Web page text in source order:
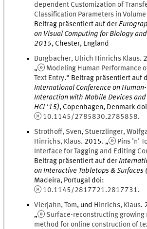
dependent Customization of
Classification Parameters in
Beitrag präsentiert auf der
on Visual Computing for Biology
2015, Chester, England
Burgbacher, Ulrich Hinrichs Klaus.
„
Modeling Human Performance
Text Entry.“ Beitrag präsentiert auf
International Conference on
Interaction with Mobile Devices
HCI '15), Copenhagen, Denmark doi
10.1145/2785830.2785858.
Strothoff, Sven, Stuerzlinger,
Hinrichs, Klaus. 2015. „
Pins 'n'
Interface for Tagging and Editing
Beitrag präsentiert auf der
on Interactive Tabletops & Surfaces
Madeira, Portugal doi:
10.1145/2817721.2817731.
Vierjahn,Tom, und Hinrichs, Klaus.
„
Surface-reconstructing growing
method for online construction of